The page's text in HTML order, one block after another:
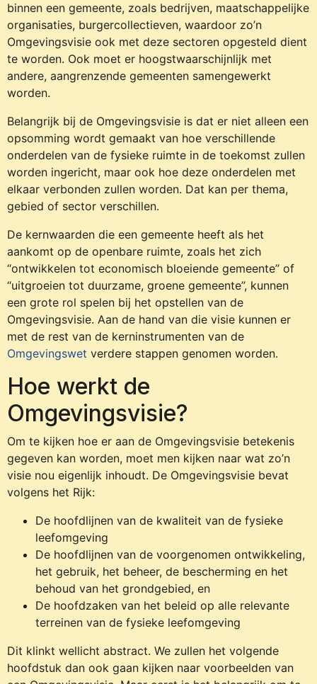
binnen een gemeente, zoals bedrijven, maatschappelijke
organisaties, burgercollectieven, waardoor zo’n
Omgevingsvisie ook met deze sectoren opgesteld dient
te worden. Ook moet er hoogstwaarschijnlijk met
andere, aangrenzende gemeenten samengewerkt
worden.
Belangrijk bij de Omgevingsvisie is dat er niet alleen een
opsomming wordt gemaakt van hoe verschillende
onderdelen van de fysieke ruimte in de toekomst zullen
worden ingericht, maar ook hoe deze onderdelen met
elkaar verbonden zullen worden. Dat kan per thema,
gebied of sector verschillen.
De kernwaarden die een gemeente heeft als het
aankomt op de openbare ruimte, zoals het zich
“ontwikkelen tot economisch bloeiende gemeente” of
“uitgroeien tot duurzame, groene gemeente”, kunnen
een grote rol spelen bij het opstellen van de
Omgevingsvisie. Aan de hand van die visie kunnen er
met de rest van de kerninstrumenten van de
Omgevingswet verdere stappen genomen worden.
Hoe werkt de
Omgevingsvisie?
Om te kijken hoe er aan de Omgevingsvisie betekenis
gegeven kan worden, moet men kijken naar wat zo’n
visie nou eigenlijk inhoudt. De Omgevingsvisie bevat
volgens het Rijk:
De hoofdlijnen van de kwaliteit van de fysieke
leefomgeving
De hoofdlijnen van de voorgenomen ontwikkeling,
het gebruik, het beheer, de bescherming en het
behoud van het grondgebied, en
De hoofdzaken van het beleid op alle relevante
terreinen van de fysieke leefomgeving
Dit klinkt wellicht abstract. We zullen het volgende
hoofdstuk dan ook gaan kijken naar voorbeelden van